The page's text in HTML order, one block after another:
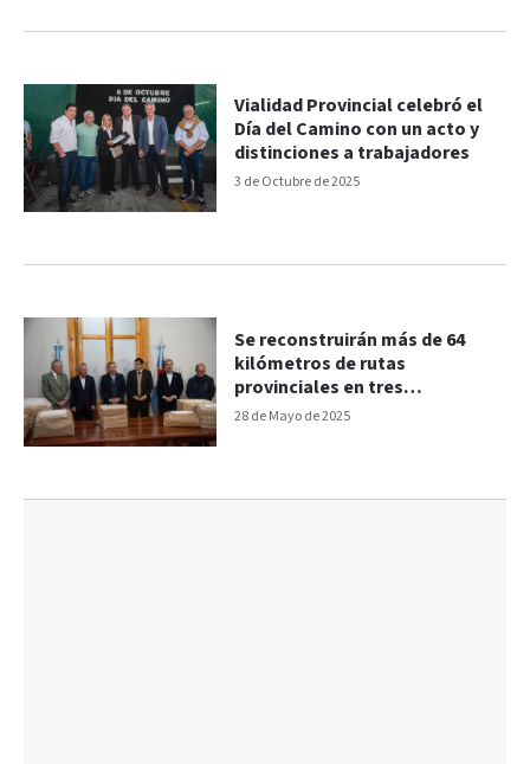
3 de Octubre de 2025
Vialidad Provincial celebró el
Día del Camino con un acto y
distinciones a trabajadores
28 de Mayo de 2025
Se reconstruirán más de 64
kilómetros de rutas
provinciales en tres
departamentos